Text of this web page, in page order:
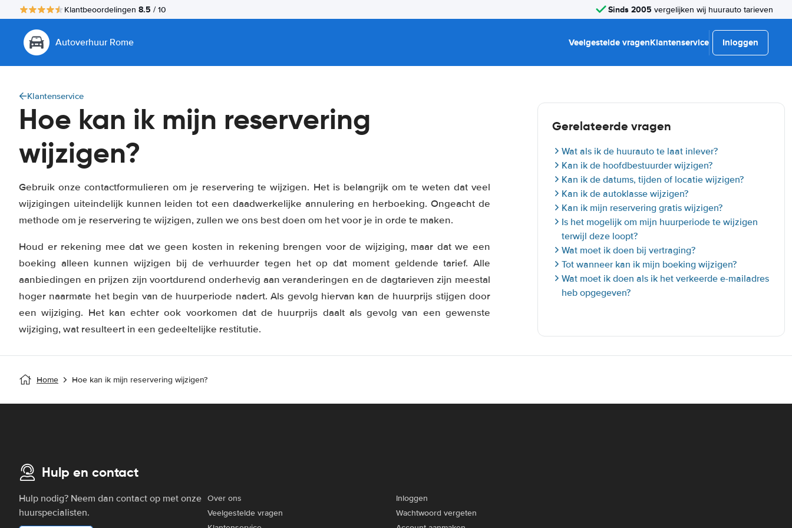
Klantbeoordelingen 8.5 / 10 Sinds 2005 vergelijken wij huurauto tarieven
Autoverhuur Rome Veelgestelde vragenKlantenservice Inloggen
Klantenservice
Hoe kan ik mijn reservering
wijzigen?
Gebruik onze contactformulieren om je reservering te wijzigen. Het is belangrijk om te weten dat veel
wijzigingen uiteindelijk kunnen leiden tot een daadwerkelijke annulering en herboeking. Ongeacht de
methode om je reservering te wijzigen, zullen we ons best doen om het voor je in orde te maken.
Houd er rekening mee dat we geen kosten in rekening brengen voor de wijziging, maar dat we een
boeking alleen kunnen wijzigen bij de verhuurder tegen het op dat moment geldende tarief. Alle
aanbiedingen en prijzen zijn voortdurend onderhevig aan veranderingen en de dagtarieven zijn meestal
hoger naarmate het begin van de huurperiode nadert. Als gevolg hiervan kan de huurprijs stijgen door
een wijziging. Het kan echter ook voorkomen dat de huurprijs daalt als gevolg van een gewenste
wijziging, wat resulteert in een gedeeltelijke restitutie.
Gerelateerde vragen
Wat als ik de huurauto te laat inlever?
Kan ik de hoofdbestuurder wijzigen?
Kan ik de datums, tijden of locatie wijzigen?
Kan ik de autoklasse wijzigen?
Kan ik mijn reservering gratis wijzigen?
Is het mogelijk om mijn huurperiode te wijzigen
terwijl deze loopt?
Wat moet ik doen bij vertraging?
Tot wanneer kan ik mijn boeking wijzigen?
Wat moet ik doen als ik het verkeerde e-mailadres
heb opgegeven?
Home Hoe kan ik mijn reservering wijzigen?
Hulp en contact
Hulp nodig? Neem dan contact op met onze
huurspecialisten.
Over ons
Veelgestelde vragen
Inloggen
Wachtwoord vergeten